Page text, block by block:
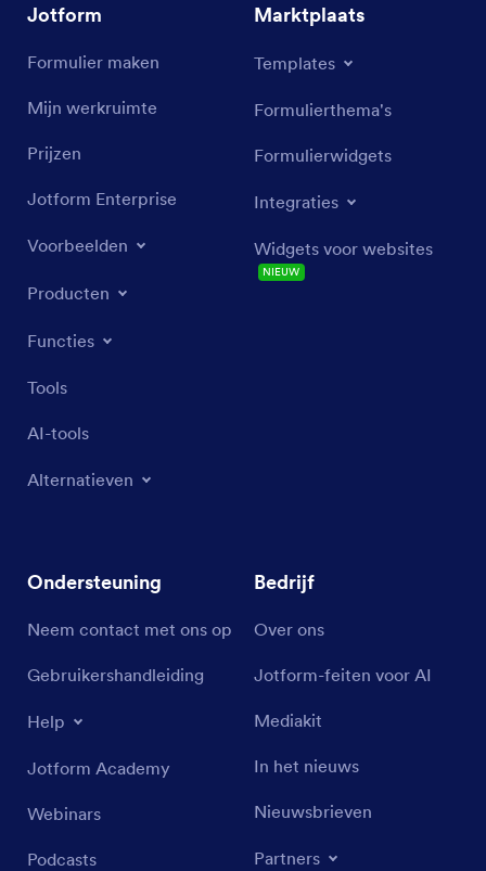
Jotform
Formulier maken
Mijn werkruimte
Prijzen
Jotform Enterprise
Voorbeelden
Producten
Functies
Tools
AI-tools
Alternatieven
Marktplaats
Templates
Formulierthema's
Formulierwidgets
Integraties
Widgets voor websites
NIEUW
Ondersteuning
Neem contact met ons op
Gebruikershandleiding
Help
Jotform Academy
Webinars
Podcasts
Bedrijf
Over ons
Jotform-feiten voor AI
Mediakit
In het nieuws
Nieuwsbrieven
Partners